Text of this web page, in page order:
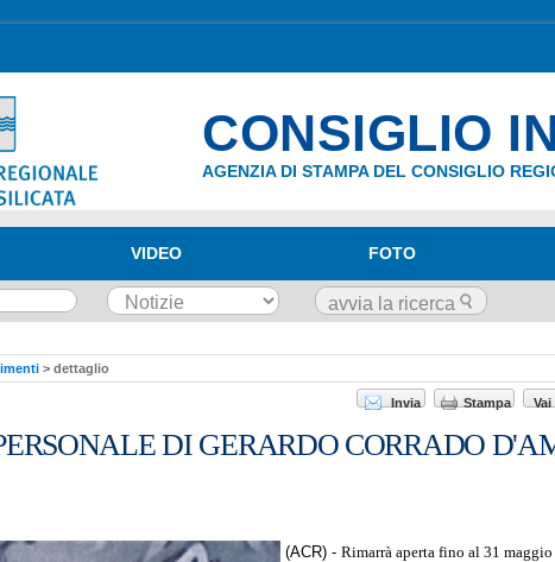
CONSIGLIO
AGENZIA DI STAMPA DEL CONSIGLIO
VIDEO FOTO
> dettaglio
Stampa
Invia
DI GERARDO CORRADO
(ACR) - Rimarrà aperta fino al 31